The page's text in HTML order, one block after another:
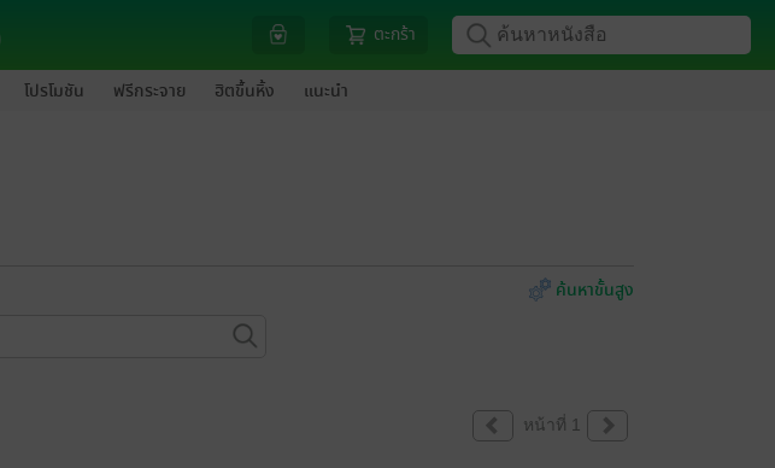
ตะกร้า
โปรโมชัน ฟรีกระจาย ฮิตขึ้นหิ้ง แนะนำ
ค้นหาขั้นสูง
หน้าที่ 1